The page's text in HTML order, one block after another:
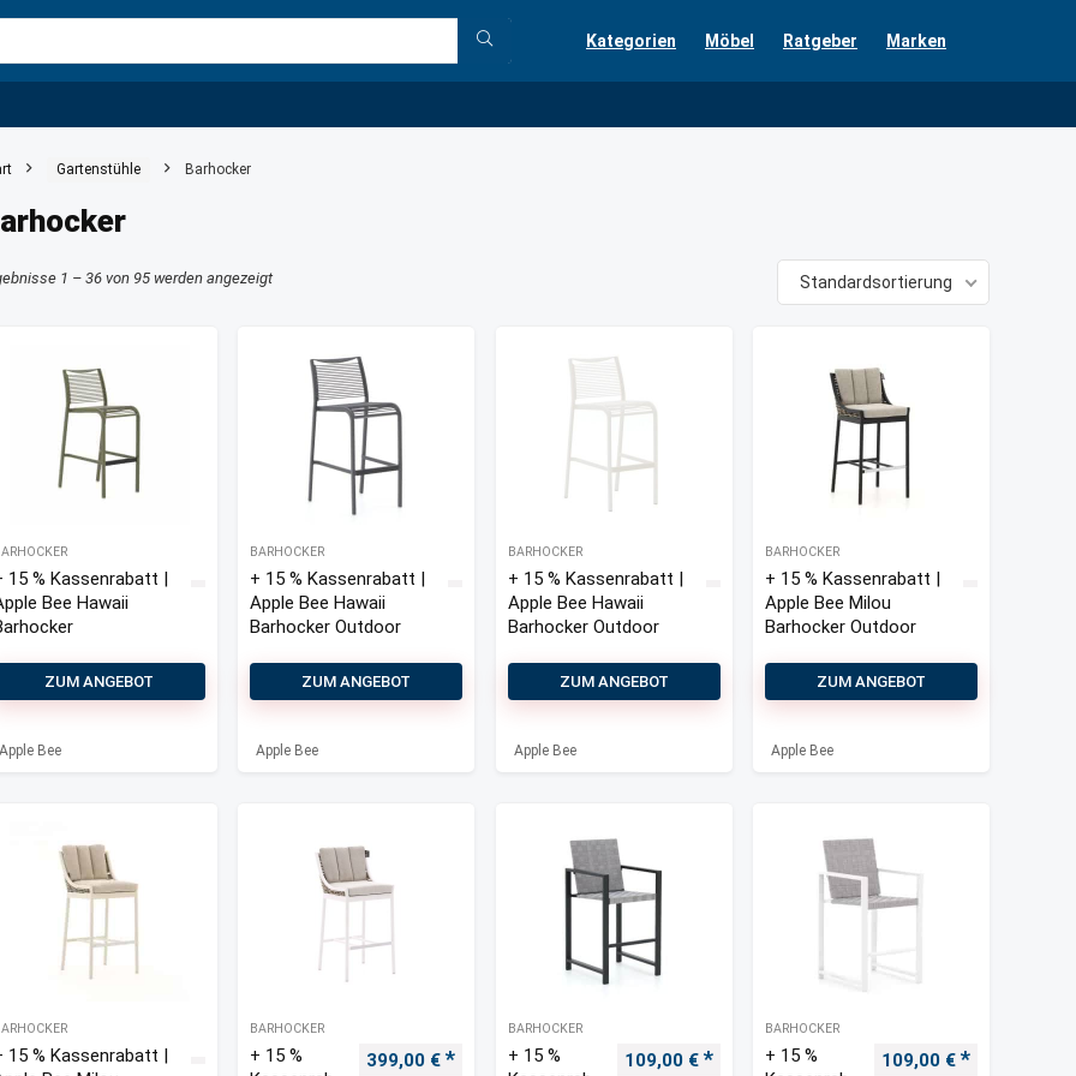
Kategorien Möbel Ratgeber Marken
Gartenstühle Barhocker
1 – 36 von 95 werden angezeigt Standardsortierung
15 % Kassenrabatt |
Bee Hawaii
ZUM ANGEBOT
Apple Bee
BARHOCKER
+ 15 % Kassenrabatt |
Apple Bee Hawaii
Barhocker Outdoor
ZUM ANGEBOT
Apple Bee
BARHOCKER
+ 15 % Kassenrabatt |
Apple Bee Hawaii
Barhocker Outdoor
ZUM ANGEBOT
Apple Bee
BARHOCKER
+ 15 % Kassenrabatt |
Apple Bee Milou
Barhocker Outdoor
ZUM ANGEBOT
Apple Bee
15 % Kassenrabatt |
BARHOCKER
+ 15 %
Ursprünglicher Preis war: 450,00 €
399,00 € Aktueller Preis ist: 399,00 €.
BARHOCKER
+ 15 %
Ursprünglicher Preis war: 339,00 €
109,00 € Aktueller Preis ist: 109,00 €.
BARHOCKER
+ 15 %
Ursprünglicher Preis
109,00 € Aktueller